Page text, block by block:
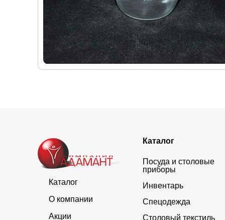
Каталог
О компании
Акции
Каталог
Посуда и столовые
приборы
Инвентарь
Спецодежда
Столовый текстиль